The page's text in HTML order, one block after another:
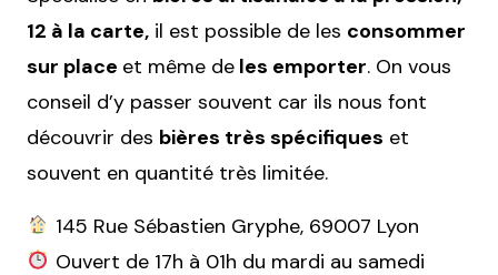
12 à la carte, il est possible de les consommer
sur place et même de les emporter. On vous
conseil d’y passer souvent car ils nous font
découvrir des bières très spécifiques et
souvent en quantité très limitée.
145 Rue Sébastien Gryphe, 69007 Lyon
Ouvert de 17h à 01h du mardi au samedi